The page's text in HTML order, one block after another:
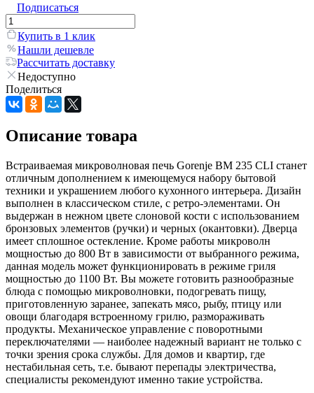
Подписаться
Купить в 1 клик
Нашли дешевле
Рассчитать доставку
Недоступно
Поделиться
Описание товара
Встраиваемая микроволновая печь Gorenje BM 235 CLI станет
отличным дополнением к имеющемуся набору бытовой
техники и украшением любого кухонного интерьера. Дизайн
выполнен в классическом стиле, с ретро-элементами. Он
выдержан в нежном цвете слоновой кости с использованием
бронзовых элементов (ручки) и черных (окантовки). Дверца
имеет сплошное остекление. Кроме работы микроволн
мощностью до 800 Вт в зависимости от выбранного режима,
данная модель может функционировать в режиме гриля
мощностью до 1100 Вт. Вы можете готовить разнообразные
блюда с помощью микроволновки, подогревать пищу,
приготовленную заранее, запекать мясо, рыбу, птицу или
овощи благодаря встроенному грилю, размораживать
продукты. Механическое управление с поворотными
переключателями — наиболее надежный вариант не только с
точки зрения срока службы. Для домов и квартир, где
нестабильная сеть, т.е. бывают перепады электричества,
специалисты рекомендуют именно такие устройства.